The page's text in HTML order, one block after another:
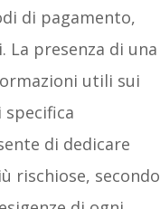
di pagamento,
La presenza di una
utili sui
di dedicare
rischiose, secondo